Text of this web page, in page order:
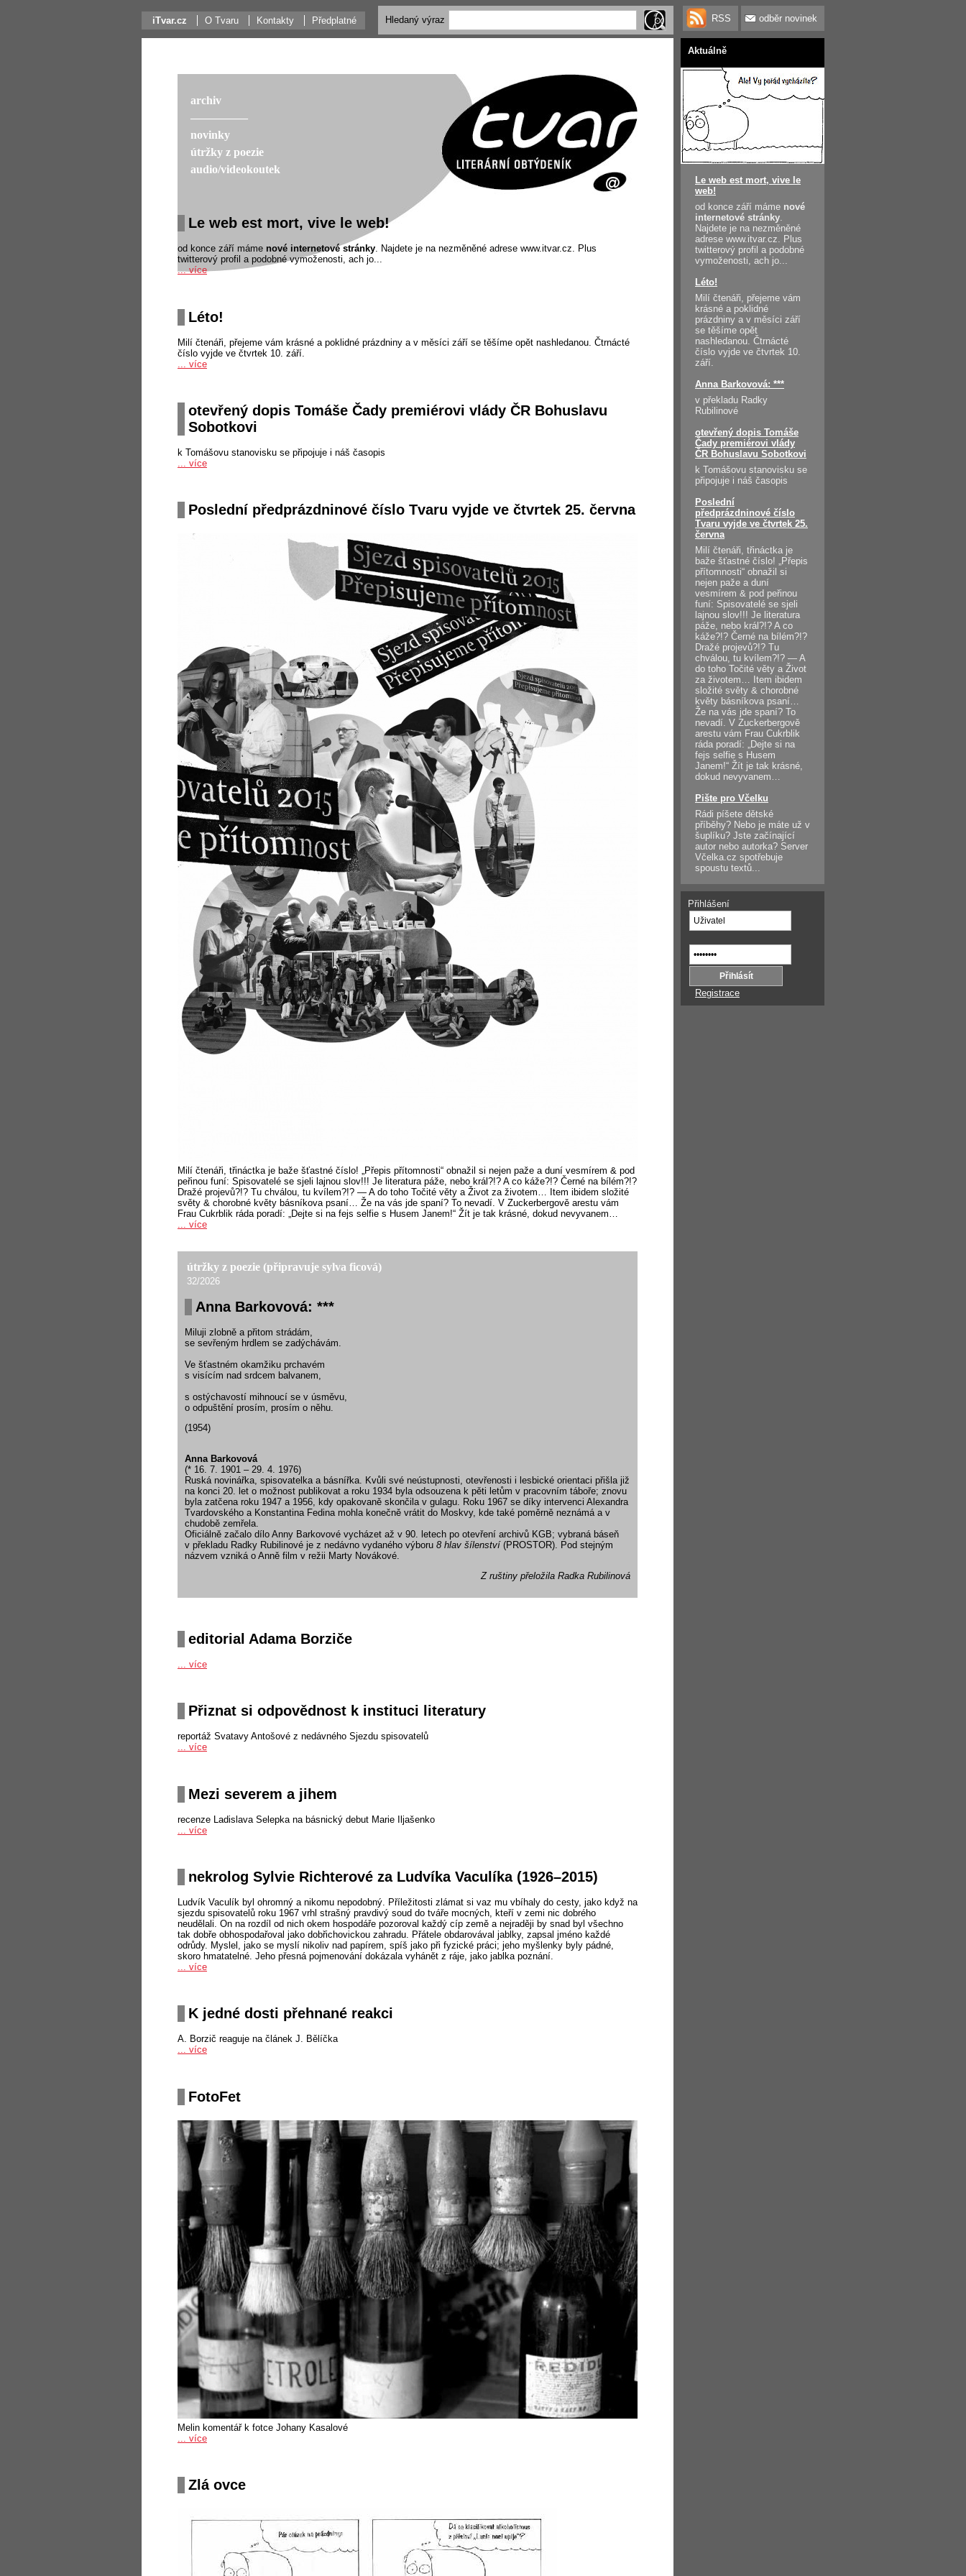
iTvar.cz O Tvaru Kontakty Předplatné RSS odběr novinek
Le web est mort, vive le web!
od konce září máme nové internetové stránky. Najdete je na nezměněné adrese www.itvar.cz. Plus
twitterový profil a podobné vymoženosti, ach jo...
... více
Léto!
Milí čtenáři, přejeme vám krásné a poklidné prázdniny a v měsíci září se těšíme opět nashledanou. Čtrnácté
číslo vyjde ve čtvrtek 10. září.
... více
otevřený dopis Tomáše Čady premiérovi vlády ČR Bohuslavu
Sobotkovi
k Tomášovu stanovisku se připojuje i náš časopis
... více
Poslední předprázdninové číslo Tvaru vyjde ve čtvrtek 25. června
Milí čtenáři, třináctka je baže šťastné číslo! „Přepis přítomnosti“ obnažil si nejen paže a duní vesmírem & pod
peřinou funí: Spisovatelé se sjeli lajnou slov!!! Je literatura páže, nebo král?!? A co káže?!? Černé na bílém?!?
Dražé projevů?!? Tu chválou, tu kvílem?!? — A do toho Točité věty a Život za životem… Item ibidem složité
světy & chorobné květy básníkova psaní… Že na vás jde spaní? To nevadí. V Zuckerbergově arestu vám
Frau Cukrblik ráda poradí: „Dejte si na fejs selfie s Husem Janem!“ Žít je tak krásné, dokud nevyvanem…
... více
útržky z poezie (připravuje sylva ficová)
32/2026
Anna Barkovová: ***
Miluji zlobně a přitom strádám,
se sevřeným hrdlem se zadýchávám.
Ve šťastném okamžiku prchavém
s visícím nad srdcem balvanem,
s ostýchavostí mihnoucí se v úsměvu,
o odpuštění prosím, prosím o něhu.
(1954)
Anna Barkovová
(* 16. 7. 1901 – 29. 4. 1976)
Ruská novinářka, spisovatelka a básnířka. Kvůli své neústupnosti, otevřenosti i lesbické orientaci přišla již
na konci 20. let o možnost publikovat a roku 1934 byla odsouzena k pěti letům v pracovním táboře; znovu
byla zatčena roku 1947 a 1956, kdy opakovaně skončila v gulagu. Roku 1967 se díky intervenci Alexandra
Tvardovského a Konstantina Fedina mohla konečně vrátit do Moskvy, kde také poměrně neznámá a v
chudobě zemřela.
Oficiálně začalo dílo Anny Barkovové vycházet až v 90. letech po otevření archivů KGB; vybraná báseň
v překladu Radky Rubilinové je z nedávno vydaného výboru 8 hlav šílenství(PROSTOR). Pod stejným
názvem vzniká o Anně film v režii Marty Novákové.
Z ruštiny přeložila Radka Rubilinová
editorial Adama Borziče
... více
Přiznat si odpovědnost k instituci literatury
reportáž Svatavy Antošové z nedávného Sjezdu spisovatelů
... více
Mezi severem a jihem
recenze Ladislava Selepka na básnický debut Marie Iljašenko
... více
nekrolog Sylvie Richterové za Ludvíka Vaculíka (1926–2015)
Ludvík Vaculík byl ohromný a nikomu nepodobný. Příležitosti zlámat si vaz mu vbíhaly do cesty, jako když na
sjezdu spisovatelů roku 1967 vrhl strašný pravdivý soud do tváře mocných, kteří v zemi nic dobrého
neudělali. On na rozdíl od nich okem hospodáře pozoroval každý cíp země a nejraději by snad byl všechno
tak dobře obhospodařoval jako dobřichovickou zahradu. Přátele obdarovával jablky, zapsal jméno každé
odrůdy. Myslel, jako se myslí nikoliv nad papírem, spíš jako při fyzické práci; jeho myšlenky byly pádné,
skoro hmatatelné. Jeho přesná pojmenování dokázala vyhánět z ráje, jako jablka poznání.
... více
K jedné dosti přehnané reakci
A. Borzič reaguje na článek J. Bělíčka
... více
FotoFet
Melin komentář k fotce Johany Kasalové
... více
Zlá ovce
Aktuálně
Le web est mort, vive le
web!
od konce září máme nové
internetové stránky.
Najdete je na nezměněné
adrese www.itvar.cz. Plus
twitterový profil a podobné
vymoženosti, ach jo...
Léto!
Milí čtenáři, přejeme vám
krásné a poklidné
prázdniny a v měsíci září
se těšíme opět
nashledanou. Čtrnácté
číslo vyjde ve čtvrtek 10.
září.
Anna Barkovová: ***
v překladu Radky
Rubilinové
otevřený dopis Tomáše
Čady premiérovi vlády
ČR Bohuslavu Sobotkovi
k Tomášovu stanovisku se
připojuje i náš časopis
Poslední
předprázdninové číslo
Tvaru vyjde ve čtvrtek 25.
června
Milí čtenáři, třináctka je
baže šťastné číslo! „Přepis
přítomnosti“ obnažil si
nejen paže a duní
vesmírem & pod peřinou
funí: Spisovatelé se sjeli
lajnou slov!!! Je literatura
páže, nebo král?!? A co
káže?!? Černé na bílém?!?
Dražé projevů?!? Tu
chválou, tu kvílem?!? — A
do toho Točité věty a Život
za životem… Item ibidem
složité světy & chorobné
květy básníkova psaní…
Že na vás jde spaní? To
nevadí. V Zuckerbergově
arestu vám Frau Cukrblik
ráda poradí: „Dejte si na
fejs selfie s Husem
Janem!“ Žít je tak krásné,
dokud nevyvanem…
Pište pro Včelku
Rádi píšete dětské
příběhy? Nebo je máte už v
šuplíku? Jste začínající
autor nebo autorka? Server
Včelka.cz spotřebuje
spoustu textů...
Přihlášení
Registrace
archiv
––––––––––
novinky
útržky z poezie
audio/videokoutek
Hledaný výraz